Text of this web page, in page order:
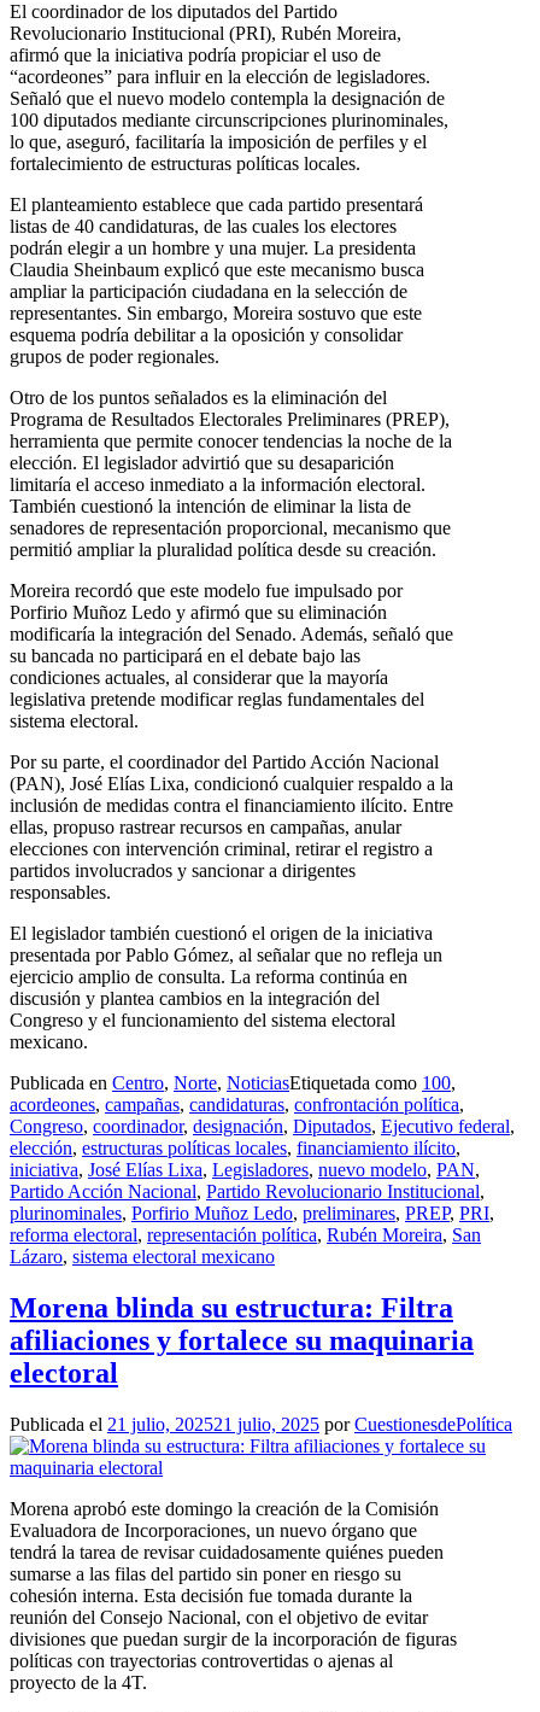
El coordinador de los diputados del Partido
Revolucionario Institucional (PRI), Rubén Moreira,
afirmó que la iniciativa podría propiciar el uso de
“acordeones” para influir en la elección de legisladores.
Señaló que el nuevo modelo contempla la designación de
100 diputados mediante circunscripciones plurinominales,
lo que, aseguró, facilitaría la imposición de perfiles y el
fortalecimiento de estructuras políticas locales.
El planteamiento establece que cada partido presentará
listas de 40 candidaturas, de las cuales los electores
podrán elegir a un hombre y una mujer. La presidenta
Claudia Sheinbaum explicó que este mecanismo busca
ampliar la participación ciudadana en la selección de
representantes. Sin embargo, Moreira sostuvo que este
esquema podría debilitar a la oposición y consolidar
grupos de poder regionales.
Otro de los puntos señalados es la eliminación del
Programa de Resultados Electorales Preliminares (PREP),
herramienta que permite conocer tendencias la noche de la
elección. El legislador advirtió que su desaparición
limitaría el acceso inmediato a la información electoral.
También cuestionó la intención de eliminar la lista de
senadores de representación proporcional, mecanismo que
permitió ampliar la pluralidad política desde su creación.
Moreira recordó que este modelo fue impulsado por
Porfirio Muñoz Ledo y afirmó que su eliminación
modificaría la integración del Senado. Además, señaló que
su bancada no participará en el debate bajo las
condiciones actuales, al considerar que la mayoría
legislativa pretende modificar reglas fundamentales del
sistema electoral.
Por su parte, el coordinador del Partido Acción Nacional
(PAN), José Elías Lixa, condicionó cualquier respaldo a la
inclusión de medidas contra el financiamiento ilícito. Entre
ellas, propuso rastrear recursos en campañas, anular
elecciones con intervención criminal, retirar el registro a
partidos involucrados y sancionar a dirigentes
responsables.
El legislador también cuestionó el origen de la iniciativa
presentada por Pablo Gómez, al señalar que no refleja un
ejercicio amplio de consulta. La reforma continúa en
discusión y plantea cambios en la integración del
Congreso y el funcionamiento del sistema electoral
mexicano.
Publicada en Centro, Norte, NoticiasEtiquetada como 100,
acordeones, campañas, candidaturas, confrontación política,
Congreso, coordinador, designación, Diputados, Ejecutivo federal,
elección, estructuras políticas locales, financiamiento ilícito,
iniciativa, José Elías Lixa, Legisladores, nuevo modelo, PAN,
Partido Acción Nacional, Partido Revolucionario Institucional,
plurinominales, Porfirio Muñoz Ledo, preliminares, PREP, PRI,
reforma electoral, representación política, Rubén Moreira, San
Lázaro, sistema electoral mexicano
Morena blinda su estructura: Filtra
afiliaciones y fortalece su maquinaria
electoral
Publicada el 21 julio, 202521 julio, 2025 porCuestionesdePolítica
Morena aprobó este domingo la creación de la Comisión
Evaluadora de Incorporaciones, un nuevo órgano que
tendrá la tarea de revisar cuidadosamente quiénes pueden
sumarse a las filas del partido sin poner en riesgo su
cohesión interna. Esta decisión fue tomada durante la
reunión del Consejo Nacional, con el objetivo de evitar
divisiones que puedan surgir de la incorporación de figuras
políticas con trayectorias controvertidas o ajenas al
proyecto de la 4T.